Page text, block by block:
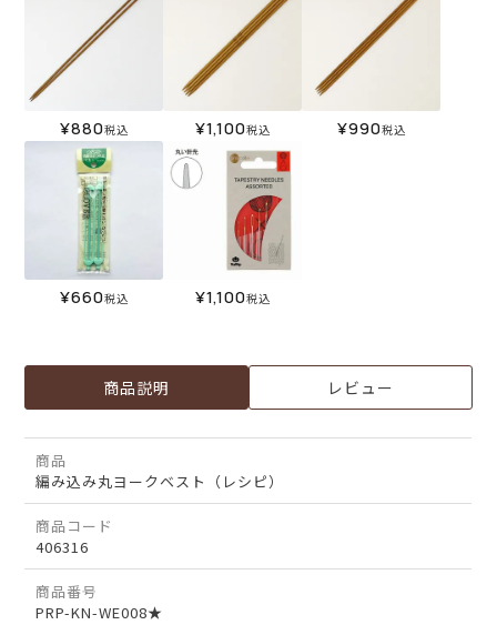
¥880税込 ¥1,100税込 ¥990税込
¥660税込 ¥1,100税込
商品説明 レビュー
商品
編み込み丸ヨークベスト（レシピ）
商品コード
406316
商品番号
PRP-KN-WE008★